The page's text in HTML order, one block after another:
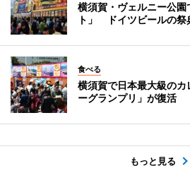
横須賀・ヴェルニー公
ト」 ドイツビールの祭
食べる
横須賀で日本最大級の
ーグランプリ」が復活
もっと見る